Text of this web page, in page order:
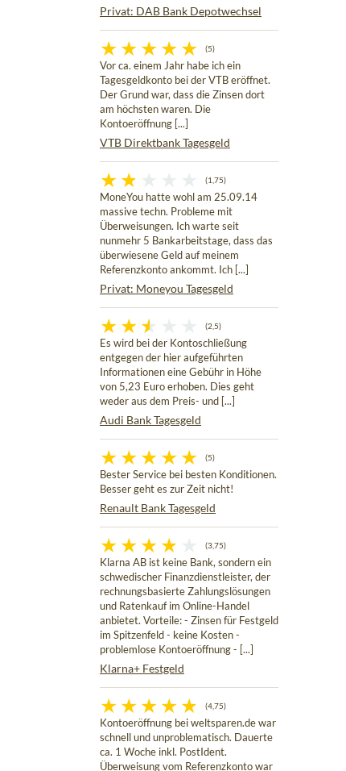
Privat: DAB Bank Depotwechsel
(5)
Vor ca. einem Jahr habe ich ein
Tagesgeldkonto bei der VTB eröffnet.
Der Grund war, dass die Zinsen dort
am höchsten waren. Die
Kontoeröffnung [...]
VTB Direktbank Tagesgeld
(1,75)
MoneYou hatte wohl am 25.09.14
massive techn. Probleme mit
Überweisungen. Ich warte seit
nunmehr 5 Bankarbeitstage, dass das
überwiesene Geld auf meinem
Referenzkonto ankommt. Ich [...]
Privat: Moneyou Tagesgeld
(2,5)
Es wird bei der Kontoschließung
entgegen der hier aufgeführten
Informationen eine Gebühr in Höhe
von 5,23 Euro erhoben. Dies geht
weder aus dem Preis- und [...]
Audi Bank Tagesgeld
(5)
Bester Service bei besten Konditionen.
Besser geht es zur Zeit nicht!
Renault Bank Tagesgeld
(3,75)
Klarna AB ist keine Bank, sondern ein
schwedischer Finanzdienstleister, der
rechnungsbasierte Zahlungslösungen
und Ratenkauf im Online-Handel
anbietet. Vorteile: - Zinsen für Festgeld
im Spitzenfeld - keine Kosten -
problemlose Kontoeröffnung - [...]
Klarna+ Festgeld
(4,75)
Kontoeröffnung bei weltsparen.de war
schnell und unproblematisch. Dauerte
ca. 1 Woche inkl. PostIdent.
Überweisung vom Referenzkonto war